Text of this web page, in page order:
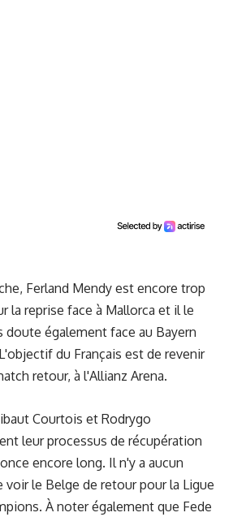
Ferland Mendy est encore trop
la reprise face à Mallorca et il le
doute également face au Bayern
du Français est de revenir
retour, à l'Allianz Arena.
Courtois et Rodrygo
leur processus de récupération
encore long. Il n'y a aucun
voir le Belge de retour pour la Ligue
À noter également que Fede